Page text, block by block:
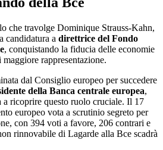
che travolge Dominique Strauss-Kahn,
candidatura a direttrice del Fondo
, conquistando la fiducia delle economie
rappresentazione.
dal Consiglio europeo per succedere
della Banca centrale europea,
a ricoprire questo ruolo cruciale. Il 17
europeo vota a scrutinio segreto per
con 394 voti a favore, 206 contrari e
rinnovabile di Lagarde alla Bce scadrà